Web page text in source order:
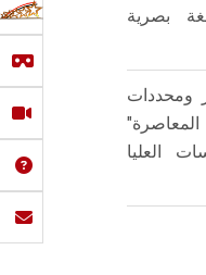
بصرية
ومحددات
العليا